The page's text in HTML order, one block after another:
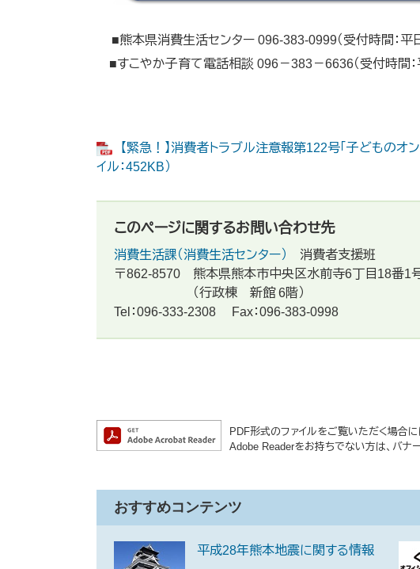
■熊本県消費生活センター 096-383-0999（受付時間：平
■すこやか子育て電話相談 096－383－6636（受付時間
【緊急！】消費者トラブル注意報第122号「子どものオ
イル：452KB）
このページに関するお問い合わせ先
消費生活課（消費生活センター）
消費者支援班
〒862-8570
熊本県熊本市中央区水前寺6丁目18番1
（行政棟 新館 6階）
Tel：096-333-2308
Fax：096-383-0998
PDF形式のファイルをご覧いただく場合
Adobe Readerをお持ちでない方は、バナー
おすすめコンテンツ
平成28年熊本地震に関する情報